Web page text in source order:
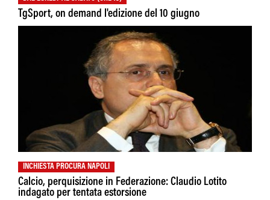
TgSport, on demand l'edizione del 10 giugno
INCHIESTA PROCURA NAPOLI
Calcio, perquisizione in Federazione: Claudio Lotito
indagato per tentata estorsione